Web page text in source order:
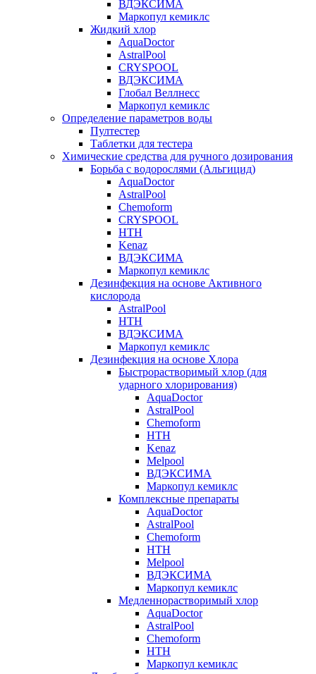
ВДЭКСИМА
Маркопул кемиклс
Жидкий хлор
AquaDoctor
AstralPool
CRYSPOOL
ВДЭКСИМА
Глобал Веллнесс
Маркопул кемиклс
Определение параметров воды
Пултестер
Таблетки для тестера
Химические средства для ручного дозирования
Борьба с водорослями (Альгицид)
AquaDoctor
AstralPool
Chemoform
CRYSPOOL
HTH
Kenaz
ВДЭКСИМА
Маркопул кемиклс
Дезинфекция на основе Активного
кислорода
AstralPool
HTH
ВДЭКСИМА
Маркопул кемиклс
Дезинфекция на основе Хлора
Быстрорастворимый хлор (для
ударного хлорирования)
AquaDoctor
AstralPool
Chemoform
HTH
Kenaz
Melpool
ВДЭКСИМА
Маркопул кемиклс
Комплексные препараты
AquaDoctor
AstralPool
Chemoform
HTH
Melpool
ВДЭКСИМА
Маркопул кемиклс
Медленнорастворимый хлор
AquaDoctor
AstralPool
Chemoform
HTH
Маркопул кемиклс